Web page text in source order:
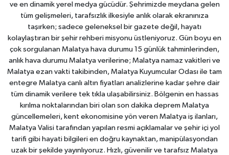
ve en dinamik yerel medya gücüdür. Şehrimizde meydana gelen
tüm gelişmeleri, tarafsızlık ilkesiyle anlık olarak ekranınıza
taşırken; sadece geleneksel bir gazete değil, hayatı
kolaylaştıran bir şehir rehberi misyonu üstleniyoruz. Gün boyu en
çok sorgulanan Malatya hava durumu 15 günlük tahminlerinden,
anlık hava durumu Malatya verilerine; Malatya namaz vakitleri ve
Malatya ezan vakti takibinden, Malatya Kuyumcular Odası ile tam
entegre Malatya canlı altın fiyatları analizlerine kadar şehre dair
tüm dinamik verilere tek tıkla ulaşabilirsiniz. Bölgenin en hassas
kırılma noktalarından biri olan son dakika deprem Malatya
güncellemeleri, kent ekonomisine yön veren Malatya iş ilanları,
Malatya Valisi tarafından yapılan resmi açıklamalar ve şehir içi yol
tarifi gibi hayati bilgileri en doğru kaynaktan, manipülasyondan
uzak bir şekilde yayınlıyoruz. Hızlı, güvenilir ve tarafsız Malatya